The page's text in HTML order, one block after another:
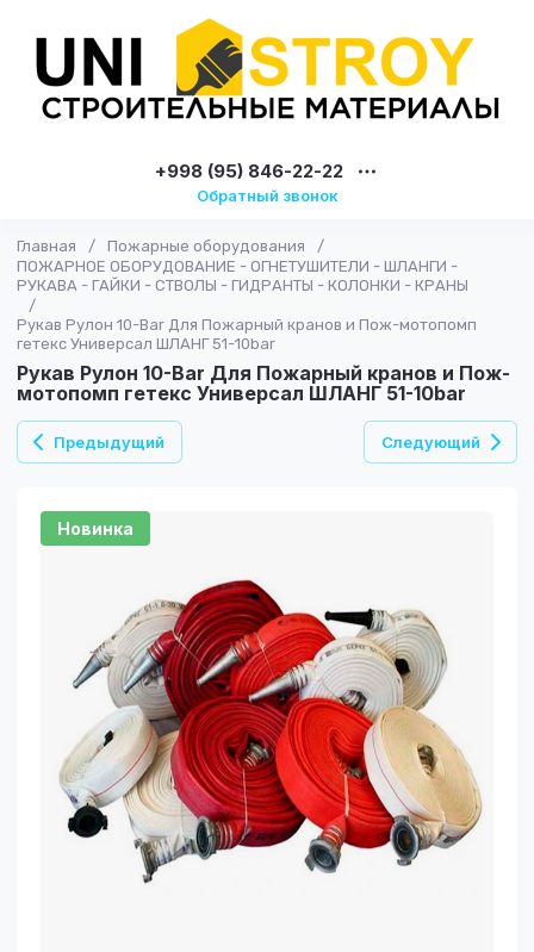
+998 (95) 846-22-22
Обратный звонок
Главная / Пожарные оборудования
/
ПОЖАРНОЕ ОБОРУДОВАНИЕ - ОГНЕТУШИТЕЛИ - ШЛАНГИ -
РУКАВА - ГАЙКИ - СТВОЛЫ - ГИДРАНТЫ - КОЛОНКИ - КРАНЫ
/
Рукав Рулон 10-Bar Для Пожарный кранов и Пож-мотопомп
гетекс Универсал ШЛАНГ 51-10bar
Рукав Рулон 10-Bar Для Пожарный кранов и Пож-
мотопомп гетекс Универсал ШЛАНГ 51-10bar
Предыдущий Следующий
Новинка